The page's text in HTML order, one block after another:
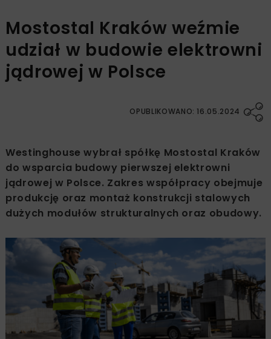
Mostostal Kraków weźmie
udział w budowie elektrowni
jądrowej w Polsce
OPUBLIKOWANO: 16.05.2024
Westinghouse wybrał spółkę Mostostal Kraków
do wsparcia budowy pierwszej elektrowni
jądrowej w Polsce. Zakres współpracy obejmuje
produkcję oraz montaż konstrukcji stalowych
dużych modułów strukturalnych oraz obudowy.